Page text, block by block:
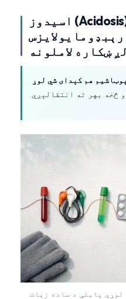
اسیدوز (Acidosis)، شکر (ډایبېټس)،
رېبډومایولایزس (rhabdomyolysis)،
ښکاره لاملونه
پوټاشیم هم کېدای شي لوړ
لوړې پایلې د ساده زیات